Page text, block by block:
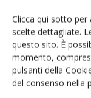
Clicca qui sotto
scelte dettagliate.
questo sito. È
momento,
pulsanti della
del consenso nella
Rimani